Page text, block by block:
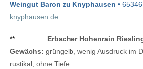
Weingut Baron zu Knyphausen •
knyphausen.de
**
Erbacher Hohenrain
Gewächs: grüngelb, wenig Ausdruck im
rustikal, ohne Tiefe